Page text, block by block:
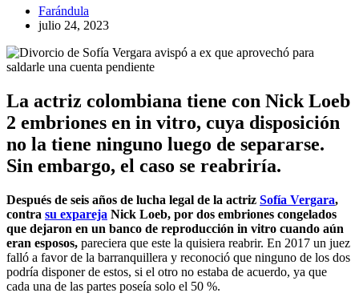
Farándula
julio 24, 2023
La actriz colombiana tiene con Nick Loeb
2 embriones en in vitro, cuya disposición
no la tiene ninguno luego de separarse.
Sin embargo, el caso se reabriría.
Después de seis años de lucha legal de la actriz Sofía Vergara,
contra su expareja Nick Loeb, por dos embriones congelados
que dejaron en un banco de reproducción in vitro cuando aún
eran esposos, pareciera que este la quisiera reabrir. En 2017 un juez
falló a favor de la barranquillera y reconoció que ninguno de los dos
podría disponer de estos, si el otro no estaba de acuerdo, ya que
cada una de las partes poseía solo el 50 %.